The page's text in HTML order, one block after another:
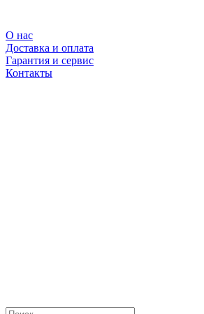
О нас
Доставка и оплата
Гарантия и сервис
Контакты